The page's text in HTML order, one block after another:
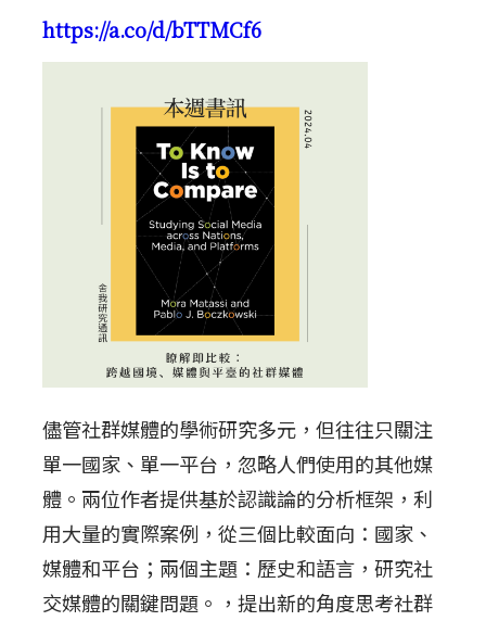
https://a.co/d/bTTMCf6
儘管社群媒體的學術研究多元，但往往只關注
單一國家、單一平台，忽略人們使用的其他媒
體。兩位作者提供基於認識論的分析框架，利
用大量的實際案例，從三個比較面向：國家、
媒體和平台；兩個主題：歷史和語言，研究社
交媒體的關鍵問題。，提出新的角度思考社群